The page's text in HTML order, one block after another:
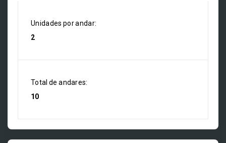
Unidades por andar:
2
Total de andares:
10